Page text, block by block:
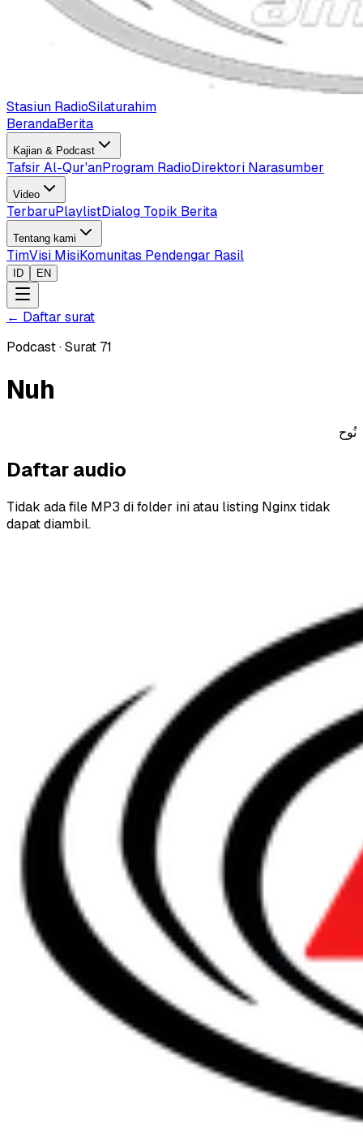
Stasiun RadioSilaturahim
BerandaBerita
Kajian & Podcast
Tafsir Al-Qur'anProgram RadioDirektori Narasumber
Video
TerbaruPlaylistDialog Topik Berita
Tentang kami
TimVisi MisiKomunitas Pendengar Rasil
ID EN
← Daftar surat
Podcast·Surat 71
Nuh
نُوح
Daftar audio
Tidak ada file MP3 di folder ini atau listing Nginx tidak
dapat diambil.